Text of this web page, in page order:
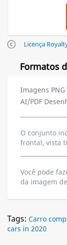
Licença
Formatos
Imagens
AI/PDF
O conjunto
frontal, vista
Você pode
da imagem
Tags: Carro
cars in 2020